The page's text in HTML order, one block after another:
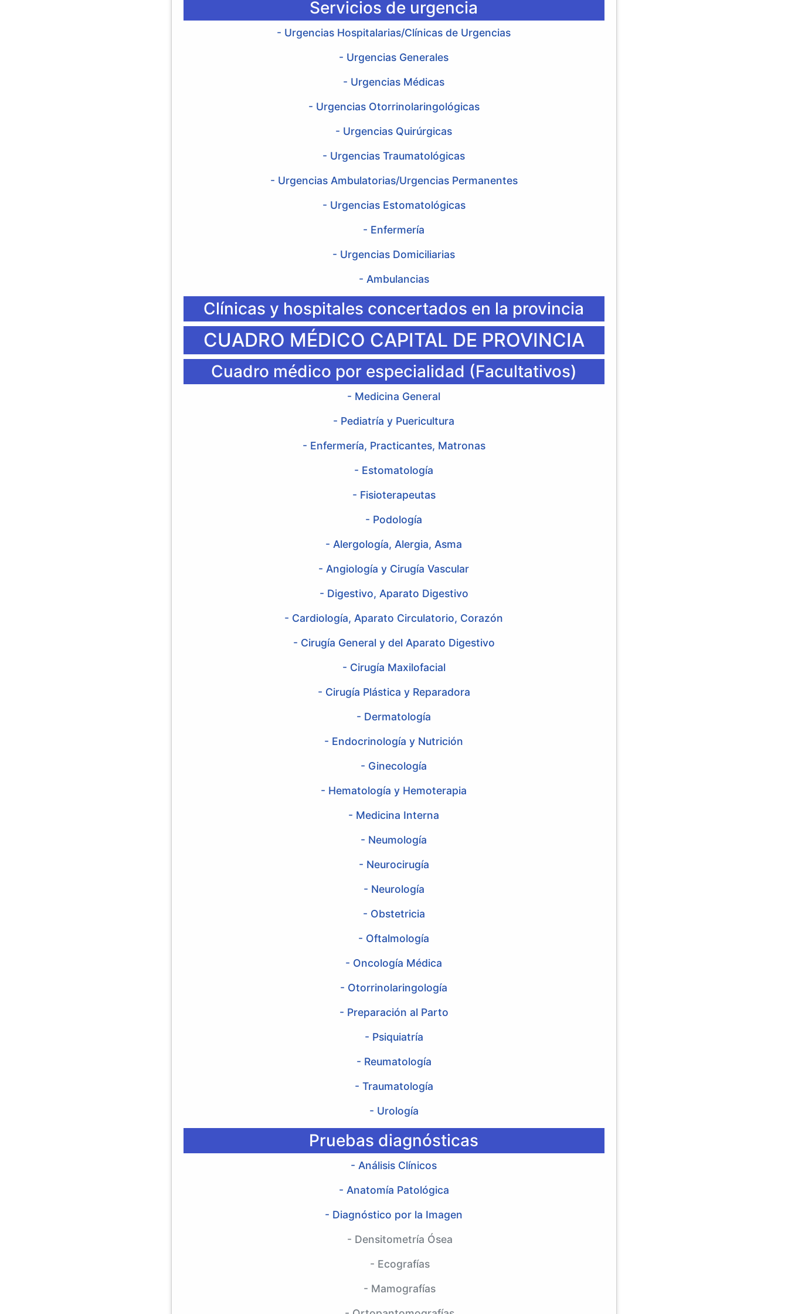
Servicios de urgencia
- Urgencias Hospitalarias/Clínicas de Urgencias
- Urgencias Generales
- Urgencias Médicas
- Urgencias Otorrinolaringológicas
- Urgencias Quirúrgicas
- Urgencias Traumatológicas
- Urgencias Ambulatorias/Urgencias Permanentes
- Urgencias Estomatológicas
- Enfermería
- Urgencias Domiciliarias
- Ambulancias
Clínicas y hospitales concertados en la provincia
CUADRO MÉDICO CAPITAL DE PROVINCIA
Cuadro médico por especialidad (Facultativos)
- Medicina General
- Pediatría y Puericultura
- Enfermería, Practicantes, Matronas
- Estomatología
- Fisioterapeutas
- Podología
- Alergología, Alergia, Asma
- Angiología y Cirugía Vascular
- Digestivo, Aparato Digestivo
- Cardiología, Aparato Circulatorio, Corazón
- Cirugía General y del Aparato Digestivo
- Cirugía Maxilofacial
- Cirugía Plástica y Reparadora
- Dermatología
- Endocrinología y Nutrición
- Ginecología
- Hematología y Hemoterapia
- Medicina Interna
- Neumología
- Neurocirugía
- Neurología
- Obstetricia
- Oftalmología
- Oncología Médica
- Otorrinolaringología
- Preparación al Parto
- Psiquiatría
- Reumatología
- Traumatología
- Urología
Pruebas diagnósticas
- Análisis Clínicos
- Anatomía Patológica
- Diagnóstico por la Imagen
- Densitometría Ósea
- Ecografías
- Mamografías